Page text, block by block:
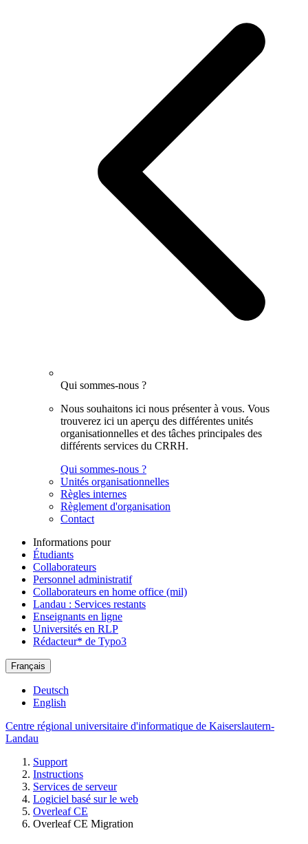
Qui sommes-nous ?
Nous souhaitons ici nous présenter à vous. Vous
trouverez ici un aperçu des différentes unités
organisationnelles et des tâches principales des
différents services du CRRH.
Qui sommes-nous ?
Unités organisationnelles
Règles internes
Règlement d'organisation
Contact
Informations pour
Étudiants
Collaborateurs
Personnel administratif
Collaborateurs en home office (mil)
Landau : Services restants
Enseignants en ligne
Universités en RLP
Rédacteur* de Typo3
Français
Deutsch
English
Centre régional universitaire d'informatique de Kaiserslautern-
Landau
Support
Instructions
Services de serveur
Logiciel basé sur le web
Overleaf CE
Overleaf CE Migration